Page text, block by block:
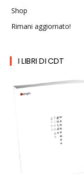
Shop
Rimani aggiornato!
I LIBRI DI CDT